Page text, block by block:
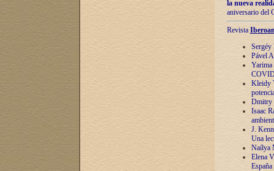
la nueva
aniversario del
Revista
Sergéy
Pável
Yarima
Kleidy
Dmitry
Isaac
J.
Una
Naílya
Elena
España